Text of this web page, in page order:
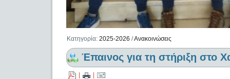
Κατηγορία:2025-2026 /Ανακοινώσεις
Έπαινος για τη στήριξη στο